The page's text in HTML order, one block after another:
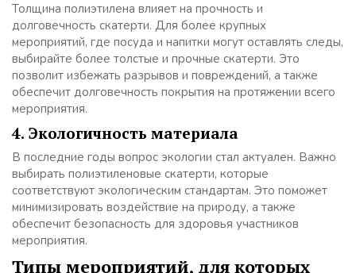
Толщина полиэтилена влияет на прочность и
долговечность скатерти. Для более крупных
мероприятий, где посуда и напитки могут оставлять следы,
выбирайте более толстые и прочные скатерти. Это
позволит избежать разрывов и повреждений, а также
обеспечит долговечность покрытия на протяжении всего
мероприятия.
4. Экологичность материала
В последние годы вопрос экологии стал актуален. Важно
выбирать полиэтиленовые скатерти, которые
соответствуют экологическим стандартам. Это поможет
минимизировать воздействие на природу, а также
обеспечит безопасность для здоровья участников
мероприятия.
Типы мероприятий, для которых